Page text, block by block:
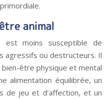
animal
est moins susceptible de
agressifs ou destructeurs. Il
être physique et mental
alimentation équilibrée, un
de jeu et d’affection, et un